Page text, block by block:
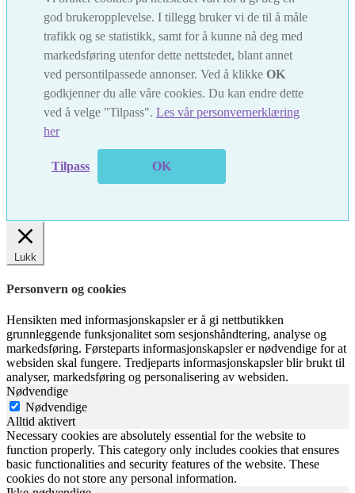
god brukeropplevelse. I tillegg bruker vi de til å måle
trafikk og se statistikk, samt for å kunne nå deg med
markedsføring utenfor dette nettstedet, blant annet
ved persontilpassede annonser. Ved å klikke OK
godkjenner du alle våre cookies. Du kan endre dette
ved å velge "Tilpass". Les vår personvernerklæring
her
Tilpass OK
Lukk
Personvern og cookies
Hensikten med informasjonskapsler er å gi nettbutikken
grunnleggende funksjonalitet som sesjonshåndtering, analyse og
markedsføring. Førsteparts informasjonskapsler er nødvendige for at
websiden skal fungere. Tredjeparts informasjonskapsler blir brukt til
analyser, markedsføring og personalisering av websiden.
Nødvendige
Nødvendige
Alltid aktivert
Necessary cookies are absolutely essential for the website to
function properly. This category only includes cookies that ensures
basic functionalities and security features of the website. These
cookies do not store any personal information.